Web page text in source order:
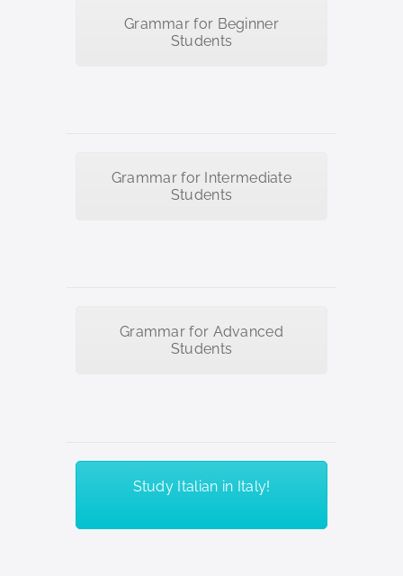
Grammar for Beginner
Students
Grammar for Intermediate
Students
Grammar for Advanced
Students
Study Italian in Italy!